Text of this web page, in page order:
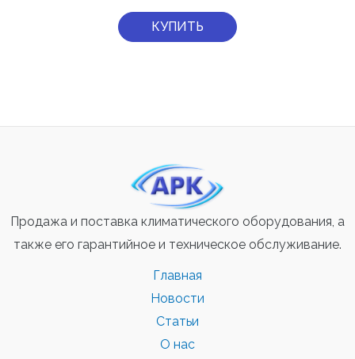
КУПИТЬ
Продажа и поставка климатического оборудования, а
также его гарантийное и техническое обслуживание.
Главная
Новости
Статьи
О нас